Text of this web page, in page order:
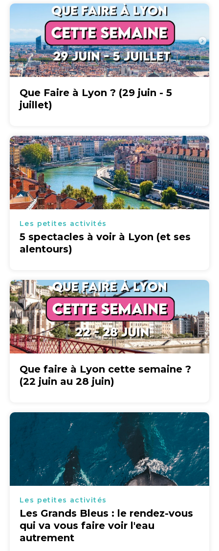
Que Faire à Lyon ? (29 juin - 5
juillet)
Les petites activités
5 spectacles à voir à Lyon (et ses
alentours)
Que faire à Lyon cette semaine ?
(22 juin au 28 juin)
Les petites activités
Les Grands Bleus : le rendez-vous
qui va vous faire voir l'eau
autrement